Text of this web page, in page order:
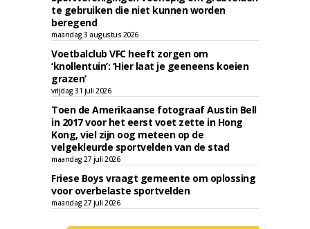
te gebruiken die niet kunnen worden
beregend
maandag 3 augustus 2026
Voetbalclub VFC heeft zorgen om
‘knollentuin’: ‘Hier laat je geeneens koeien
grazen’
vrijdag 31 juli 2026
Toen de Amerikaanse fotograaf Austin Bell
in 2017 voor het eerst voet zette in Hong
Kong, viel zijn oog meteen op de
velgekleurde sportvelden van de stad
maandag 27 juli 2026
Friese Boys vraagt gemeente om oplossing
voor overbelaste sportvelden
maandag 27 juli 2026